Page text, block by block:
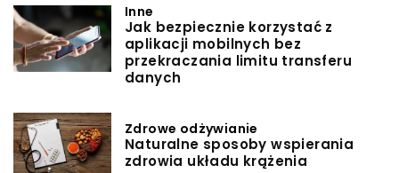
Inne
Jak bezpiecznie korzystać z
aplikacji mobilnych bez
przekraczania limitu transferu
danych
Zdrowe odżywianie
Naturalne sposoby wspierania
zdrowia układu krążenia